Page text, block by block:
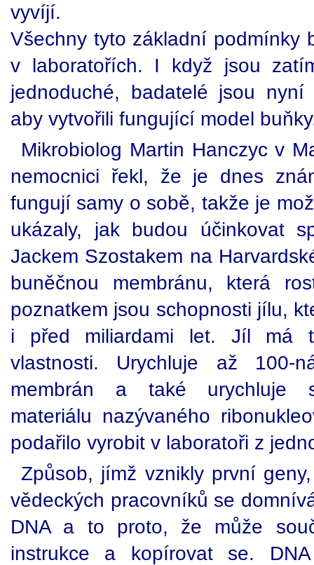
vyvíjí.
Všechny tyto základní podmínky
v laboratořích. I když jsou
jednoduché, badatelé jsou
aby vytvořili fungující model
Mikrobiolog Martin Hanczyc v
nemocnici řekl, že je dnes
fungují samy o sobě, takže je
ukázaly, jak budou účinkovat
Jackem Szostakem na
buněčnou membránu, která
poznatkem jsou schopnosti jílu,
i před miliardami let. Jíl má
vlastnosti. Urychluje až 100-
membrán a také urychluje
materiálu nazývaného
podařilo vyrobit v laboratoři z
Způsob, jímž vznikly první
vědeckých pracovníků se
DNA a to proto, že může
instrukce a kopírovat se.